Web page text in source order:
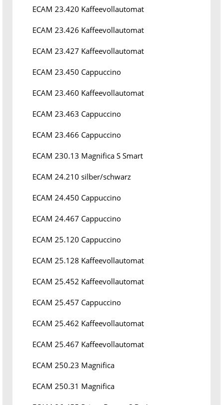
ECAM 23.420 Kaffeevollautomat
ECAM 23.426 Kaffeevollautomat
ECAM 23.427 Kaffeevollautomat
ECAM 23.450 Cappuccino
ECAM 23.460 Kaffeevollautomat
ECAM 23.463 Cappuccino
ECAM 23.466 Cappuccino
ECAM 230.13 Magnifica S Smart
ECAM 24.210 silber/schwarz
ECAM 24.450 Cappuccino
ECAM 24.467 Cappuccino
ECAM 25.120 Cappuccino
ECAM 25.128 Kaffeevollautomat
ECAM 25.452 Kaffeevollautomat
ECAM 25.457 Cappuccino
ECAM 25.462 Kaffeevollautomat
ECAM 25.467 Kaffeevollautomat
ECAM 250.23 Magnifica
ECAM 250.31 Magnifica